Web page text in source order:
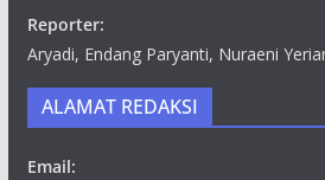
Reporter:
Aryadi, Endang Paryanti, Nuraeni
ALAMAT REDAKSI
Email: